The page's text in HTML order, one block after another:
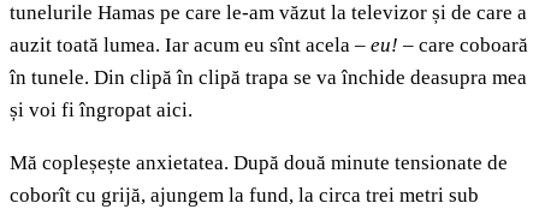
tunelurile Hamas pe care le-am văzut la televizor și de care a
auzit toată lumea. Iar acum eu sînt acela – eu! – care coboară
în tunele. Din clipă în clipă trapa se va închide deasupra mea
și voi fi îngropat aici.
Mă copleșește anxietatea. După două minute tensionate de
coborît cu grijă, ajungem la fund, la circa trei metri sub